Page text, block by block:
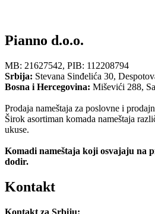
Pianno d.o.o.
MB: 21627542, PIB: 112208794
Srbija: Stevana Sinđelića 30,
Bosna i Hercegovina: Miševići 288,
Prodaja nameštaja za poslovne i
Širok asortiman komada nameštaja
ukuse.
Komadi nameštaja koji osvajaju na
dodir.
Kontakt